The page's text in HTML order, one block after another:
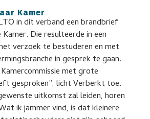
Kamer
in dit verband een brandbrief
Die resulteerde in een
verzoek te bestuderen en met
in gesprek te gaan.
met grote
gesproken”, licht Verberkt toe.
uitkomst zal leiden, horen
ik jammer vind, is dat kleinere